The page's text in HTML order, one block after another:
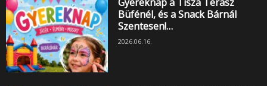
Büfénél, és a Snack Bárnál
Szentesen!…
2026.06.16.